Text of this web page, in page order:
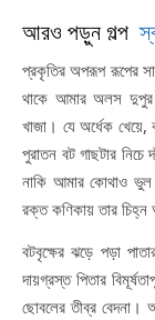
আরও পড়ুন গল্প
প্রকৃতির অপরূপ রূপের
থাকে আমার অলস দুপুর।
খাজা। যে অর্ধেক খেয়ে,
পুরাতন বট গাছটার নিচে
নাকি আমার কোথাও
রক্ত কণিকায় তার চিহ্ন
বটবৃক্ষের ঝড়ে পড়া
দায়গ্রস্ত পিতার
ছোবলের তীব্র বেদনা।